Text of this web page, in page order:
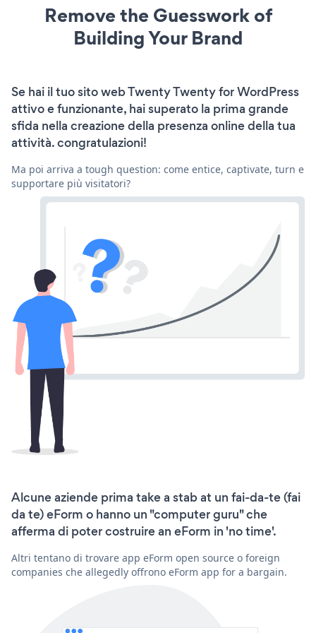
Remove the Guesswork of
Building Your Brand
Se hai il tuo sito web Twenty Twenty for WordPress
attivo e funzionante, hai superato la prima grande
sfida nella creazione della presenza online della tua
attività. congratulazioni!
Ma poi arriva a tough question: come entice, captivate, turn e
supportare più visitatori?
Alcune aziende prima take a stab at un fai-da-te (fai
da te) eForm o hanno un "computer guru" che
afferma di poter costruire an eForm in 'no time'.
Altri tentano di trovare app eForm open source o foreign
companies che allegedly offrono eForm app for a bargain.